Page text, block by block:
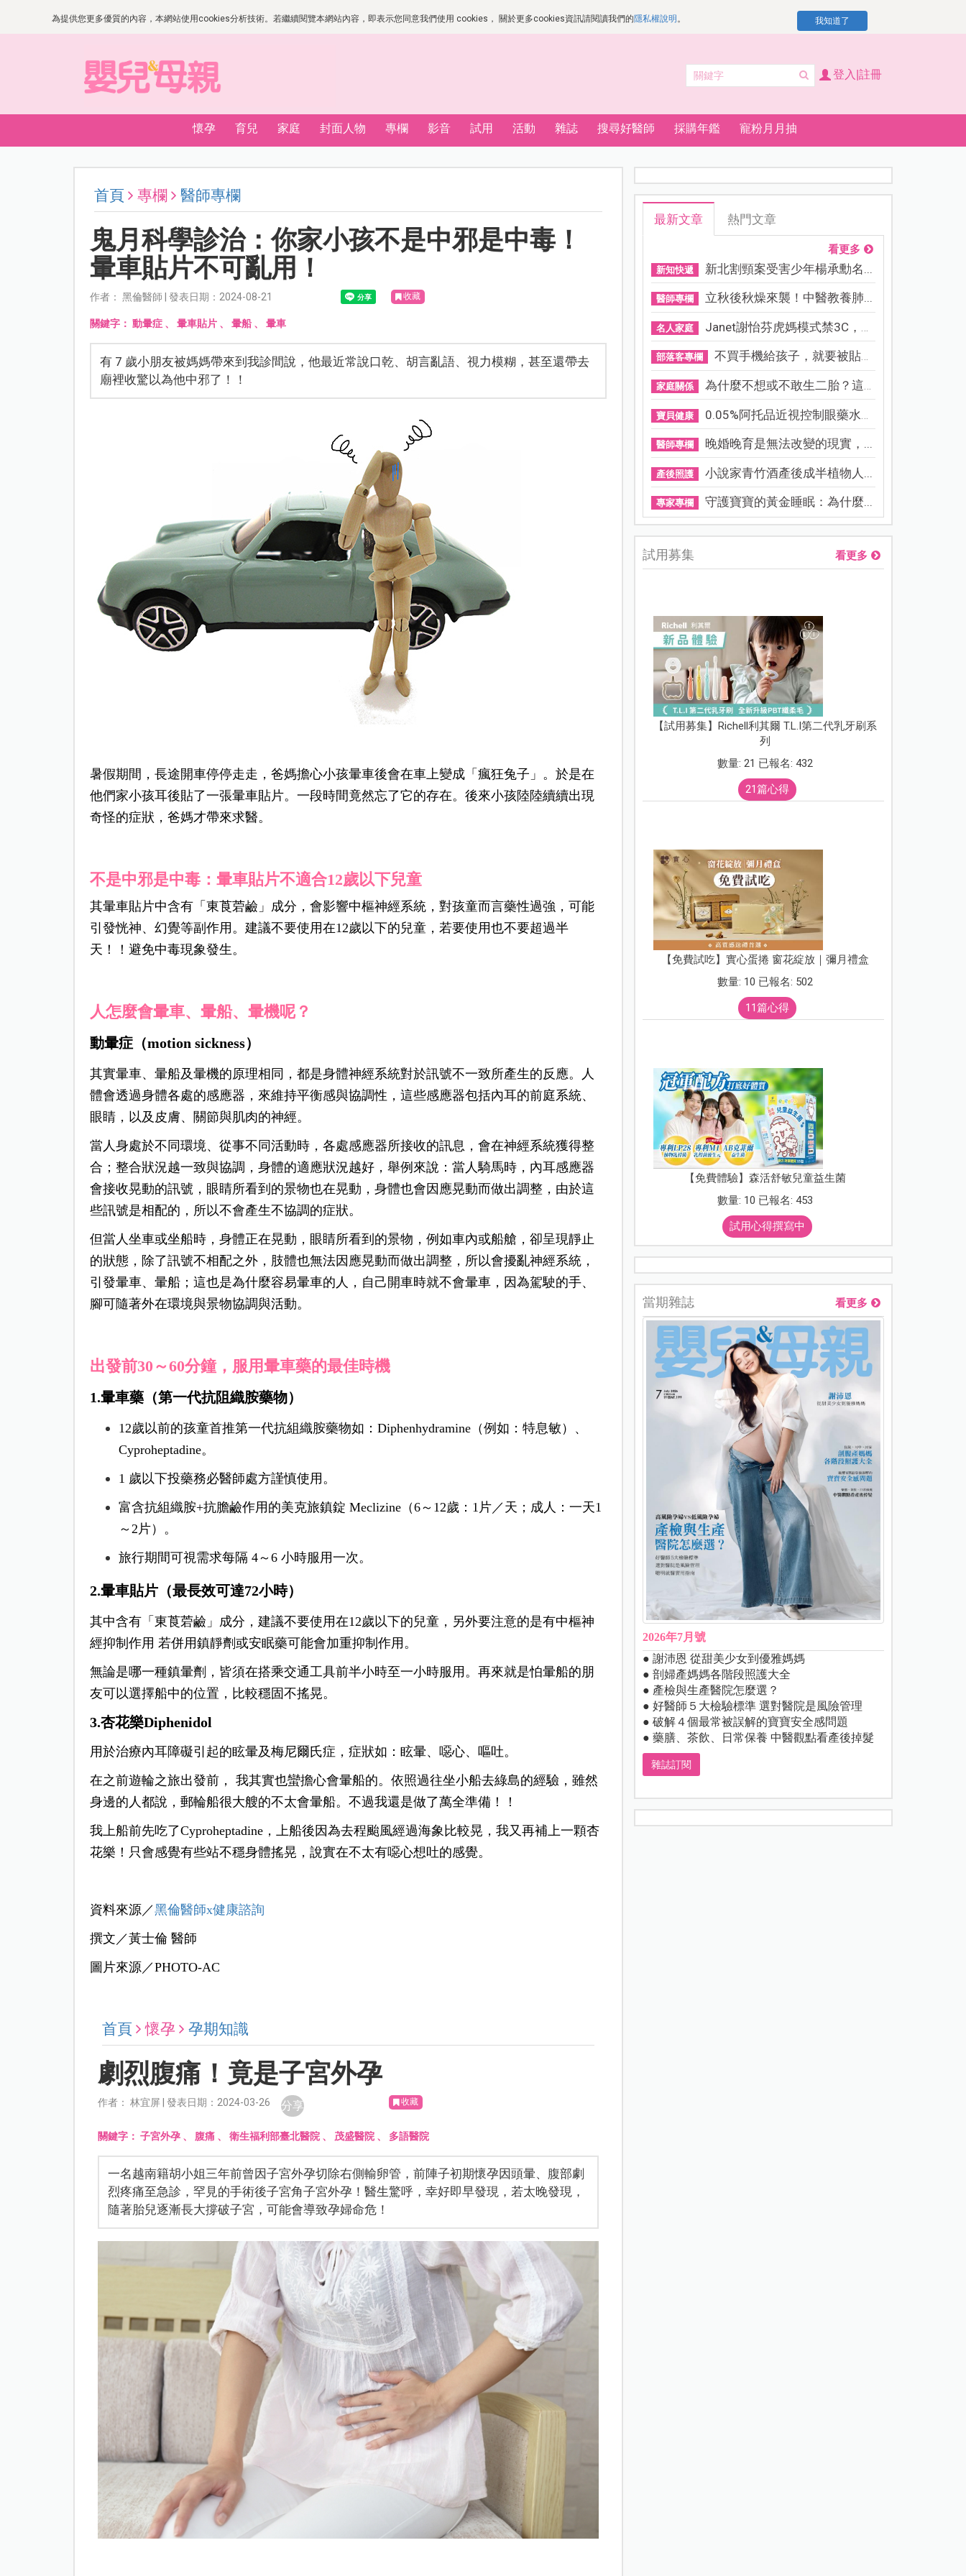
為提供您更多優質的內容，本網站使用cookies分析技術。若繼續閱覽本網站內容，即表示您同意我們使用 cookies， 關於更多cookies資訊請閱讀我們的隱私權說明 。 我知道了
登入|註冊
懷孕 育兒 家庭 封面人物 專欄 影音 試用 活動 雜誌 搜尋好醫師 採購年鑑 寵粉月月抽
首頁 專欄 醫師專欄
鬼月科學診治：你家小孩不是中邪是中毒！
暈車貼片不可亂用！
作者： 黑倫醫師 | 發表日期：2024-08-21 收藏
關鍵字： 動暈症、 暈車貼片、 暈船、 暈車
有 7 歲小朋友被媽媽帶來到我診間說，他最近常說口乾、胡言亂語、視力模糊，甚至還帶去
廟裡收驚以為他中邪了！！
暑假期間，長途開車停停走走，爸媽擔心小孩暈車後會在車上變成「瘋狂兔子」。 於是在
他們家小孩耳後貼了一張暈車貼片。一段時間竟然忘了它的存在。後來小孩陸陸續續出現
奇怪的症狀，爸媽才帶來求醫。
不是中邪是中毒：暈車貼片不適合12歲以下兒童
其暈車貼片中含有「東莨菪鹼」成分，會影響中樞神經系統，對孩童而言藥性過強，可能
引發恍神、幻覺等副作用。建議不要使用在12歲以下的兒童，若要使用也不要超過半
天！！避免中毒現象發生。
人怎麼會暈車、暈船、暈機呢？
動暈症（motion sickness）
其實暈車、暈船及暈機的原理相同，都是身體神經系統對於訊號不一致所產生的反應。
人
體會透過身體各處的感應器，來維持平衡感與協調性，這些感應器包括內耳的前庭系統、
眼睛，以及皮膚、關節與肌肉的神經。
當人身處於不同環境、從事不同活動時，各處感應器所接收的訊息，會在神經系統獲得整
合；整合狀況越一致與協調，身體的適應狀況越好，舉例來說：當人騎馬時，內耳感應器
會接收晃動的訊號，眼睛所看到的景物也在晃動，身體也會因應晃動而做出調整，由於這
些訊號是相配的，所以不會產生不協調的症狀。
但當人坐車或坐船時，身體正在晃動，眼睛所看到的景物，例如車內或船艙，卻呈現靜止
的狀態，除了訊號不相配之外，肢體也無法因應晃動而做出調整，所以會擾亂神經系統，
引發暈車、暈船；這也是為什麼容易暈車的人，自己開車時就不會暈車，因為駕駛的手、
腳可隨著外在環境與景物協調與活動。
出發前30～60分鐘，服用暈車藥的最佳時機
1.暈車藥（第一代抗阻織胺藥物）
12歲以前的孩童首推第一代抗組織胺藥物如： Diphenhydramine（例如：特息敏）、
Cyproheptadine。
1 歲以下投藥務必醫師處方謹慎使用。
富含抗組織胺+抗膽鹼作用的美克旅鎮錠 Meclizine（6～12歲：1片／天；成人：一天1
～2片）。
旅行期間可視需求每隔 4～6 小時服用一次。
2.暈車貼片（最長效可達72小時）
其中含有「東莨菪鹼」成分，建議不要使用在12歲以下的兒童，另外要注意的是有中樞神
經抑制作用 若併用鎮靜劑或安眠藥可能會加重抑制作用。
無論是哪一種鎮暈劑，皆須在搭乘交通工具前半小時至一小時服用。再來就是怕暈船的朋
友可以選擇船中的位置，比較穩固不搖晃。
3.杏花樂Diphenidol
用於治療內耳障礙引起的眩暈及梅尼爾氏症， 症狀如：眩暈、噁心、嘔吐。
在之前遊輪之旅出發前， 我其實也蠻擔心會暈船的。依照過往坐小船去綠島的經驗，雖然
身邊的人都說，郵輪船很大艘的不太會暈船。 不過我還是做了萬全準備！！
我上船前先吃了Cyproheptadine，上船後因為去程颱風經過海象比較晃，我又再補上一顆杏
花樂！只會感覺有些站不穩身體搖晃，說實在不太有噁心想吐的感覺。
資料來源／黑倫醫師x健康諮詢
撰文／黃士倫 醫師
圖片來源／PHOTO-AC
首頁 懷孕 孕期知識
劇烈腹痛！竟是子宮外孕
作者： 林宜屏 | 發表日期：2024-03-26 分享 收藏
關鍵字：子宮外孕 、 腹痛 、衛生福利部臺北醫院 、 茂盛醫院 、 多語醫院
一名越南籍胡小姐三年前曾因子宮外孕切除右側輸卵管，前陣子初期懷孕因頭暈、腹部劇
烈疼痛至急診，罕見的手術後子宮角子宮外孕！醫生驚呼，幸好即早發現，若太晚發現，
隨著胎兒逐漸長大撐破子宮，可能會導致孕婦命危！
最新文章 熱門文章
看更多
新知快遞 新北割頸案受害少年楊承勳名...
醫師專欄 立秋後秋燥來襲！中醫教養肺...
名人家庭 Janet謝怡芬虎媽模式禁3C，看...
部落客專欄 不買手機給孩子，就要被貼「...
家庭關係 為什麼不想或不敢生二胎？這8...
寶貝健康 0.05%阿托品近視控制眼藥水納...
醫師專欄 晚婚晚育是無法改變的現實，...
產後照護 小說家青竹酒產後成半植物人...
專家專欄 守護寶寶的黃金睡眠：為什麼...
試用募集 看更多
【試用募集】Richell利其爾 T.L.I第二代乳牙刷系
列
數量: 21 已報名: 432
21篇心得
【免費試吃】實心蛋捲 窗花綻放｜彌月禮盒
數量: 10 已報名: 502
11篇心得
【免費體驗】森活舒敏兒童益生菌
數量: 10 已報名: 453
試用心得撰寫中
當期雜誌 看更多
2026年7月號
● 謝沛恩 從甜美少女到優雅媽媽
● 剖婦產媽媽各階段照護大全
● 產檢與生產醫院怎麼選？
● 好醫師５大檢驗標準 選對醫院是風險管理
● 破解４個最常被誤解的寶寶安全感問題
● 藥膳、茶飲、日常保養 中醫觀點看產後掉髮
雜誌訂閱